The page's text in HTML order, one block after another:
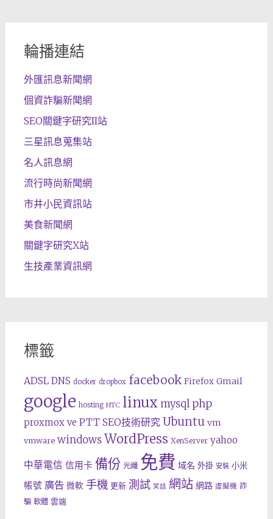
輪播連結
外匯訊息新聞網
個資詐騙新聞網
SEO關鍵字研究II站
三星訊息蒐集站
名人訊息網
流行時尚新聞網
市井小民資訊站
美食新聞網
關鍵字研究X站
生技產業資訊網
標籤
ADSL DNS docker dropbox facebook Firefox Gmail
google hosting HTC linux mysql php
proxmox ve PTT SEO技術研究 Ubuntu vm
vmware windows WordPress XenServer yahoo
中華電信 信用卡 備份 光纖 免費 域名 外掛 安裝 小米
帳號 廣告 微軟 手機 更新 測試 笑話 網站 網路 虛擬機 詐
騙 軟體 雲端